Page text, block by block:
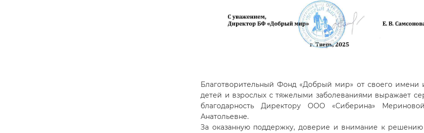
Благотворительный Фонд «Добрый мир» от своего имени
детей и взрослых с тяжелыми заболеваниями выражает
благодарность Директору ООО «Сиберина»
Анатольевне.
За оказанную поддержку, доверие и внимание к